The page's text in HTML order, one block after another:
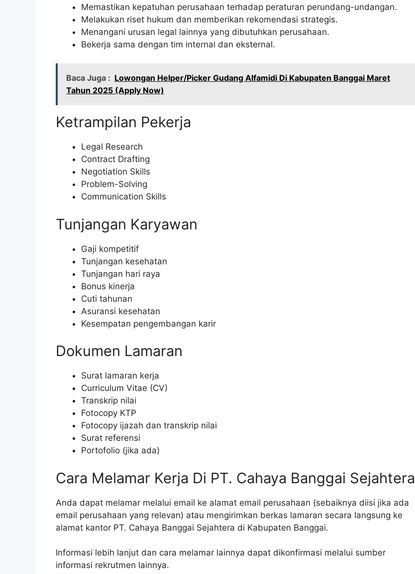
Memastikan kepatuhan perusahaan terhadap peraturan perundang-undangan.
Melakukan riset hukum dan memberikan rekomendasi strategis.
Menangani urusan legal lainnya yang dibutuhkan perusahaan.
Bekerja sama dengan tim internal dan eksternal.
Baca Juga : Lowongan Helper/Picker Gudang Alfamidi Di Kabupaten Banggai Maret
Tahun 2025 (Apply Now)
Ketrampilan Pekerja
Legal Research
Contract Drafting
Negotiation Skills
Problem-Solving
Communication Skills
Tunjangan Karyawan
Gaji kompetitif
Tunjangan kesehatan
Tunjangan hari raya
Bonus kinerja
Cuti tahunan
Asuransi kesehatan
Kesempatan pengembangan karir
Dokumen Lamaran
Surat lamaran kerja
Curriculum Vitae (CV)
Transkrip nilai
Fotocopy KTP
Fotocopy ijazah dan transkrip nilai
Surat referensi
Portofolio (jika ada)
Cara Melamar Kerja Di PT. Cahaya Banggai Sejahtera
Anda dapat melamar melalui email ke alamat email perusahaan (sebaiknya diisi jika ada
email perusahaan yang relevan) atau mengirimkan berkas lamaran secara langsung ke
alamat kantor PT. Cahaya Banggai Sejahtera di Kabupaten Banggai.
Informasi lebih lanjut dan cara melamar lainnya dapat dikonfirmasi melalui sumber
informasi rekrutmen lainnya.